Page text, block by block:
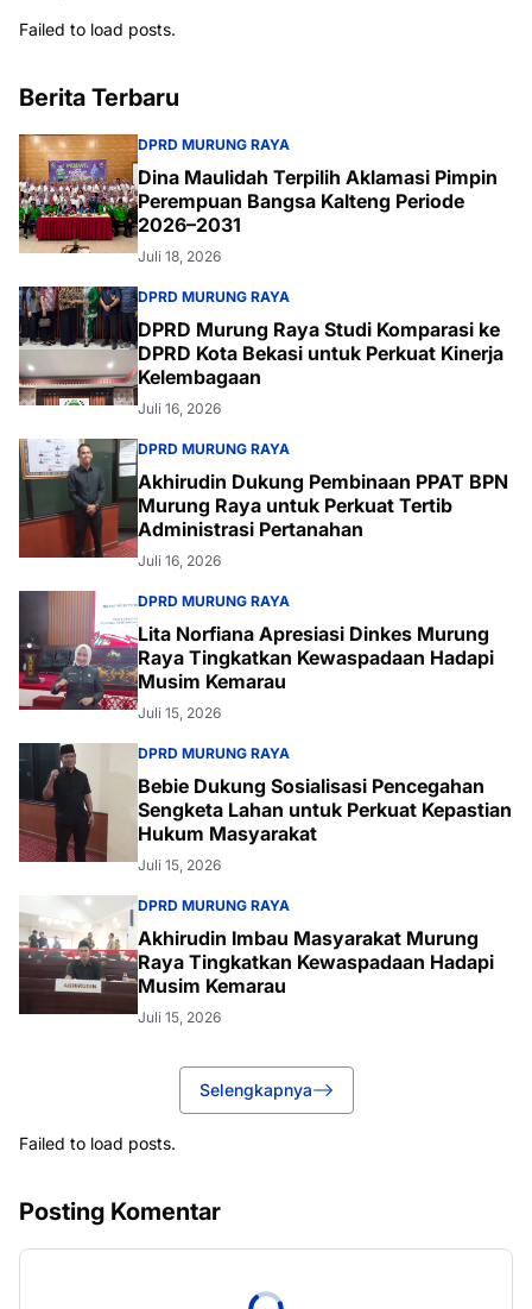
Failed to load posts.
Berita Terbaru
DPRD MURUNG RAYA
Dina Maulidah Terpilih Aklamasi Pimpin
Perempuan Bangsa Kalteng Periode
2026–2031
Juli 18, 2026
DPRD MURUNG RAYA
DPRD Murung Raya Studi Komparasi ke
DPRD Kota Bekasi untuk Perkuat Kinerja
Kelembagaan
Juli 16, 2026
DPRD MURUNG RAYA
Akhirudin Dukung Pembinaan PPAT BPN
Murung Raya untuk Perkuat Tertib
Administrasi Pertanahan
Juli 16, 2026
DPRD MURUNG RAYA
Lita Norfiana Apresiasi Dinkes Murung
Raya Tingkatkan Kewaspadaan Hadapi
Musim Kemarau
Juli 15, 2026
DPRD MURUNG RAYA
Bebie Dukung Sosialisasi Pencegahan
Sengketa Lahan untuk Perkuat Kepastian
Hukum Masyarakat
Juli 15, 2026
DPRD MURUNG RAYA
Akhirudin Imbau Masyarakat Murung
Raya Tingkatkan Kewaspadaan Hadapi
Musim Kemarau
Juli 15, 2026
Selengkapnya
Failed to load posts.
Posting Komentar